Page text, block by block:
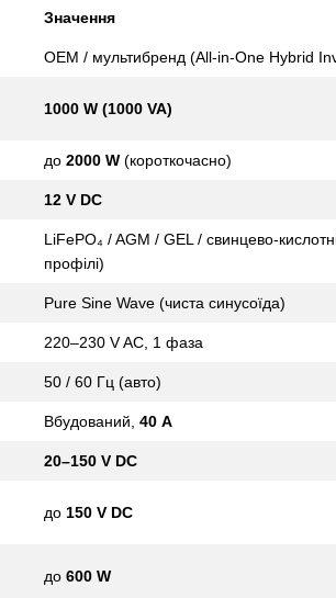
Значення
OEM / мультибренд (All-in-One Hybrid
1000 W (1000 VA)
до 2000 W (короткочасно)
12 V DC
LiFePO₄ / AGM / GEL / свинцево-
профілі)
Pure Sine Wave (чиста синусоїда)
220–230 V AC, 1 фаза
50 / 60 Гц (авто)
Вбудований, 40 A
20–150 V DC
до 150 V DC
до 600 W